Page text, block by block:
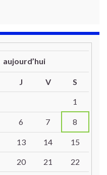
aujourd’hui
J V S
1
6 7 8
13 14 15
20 21 22